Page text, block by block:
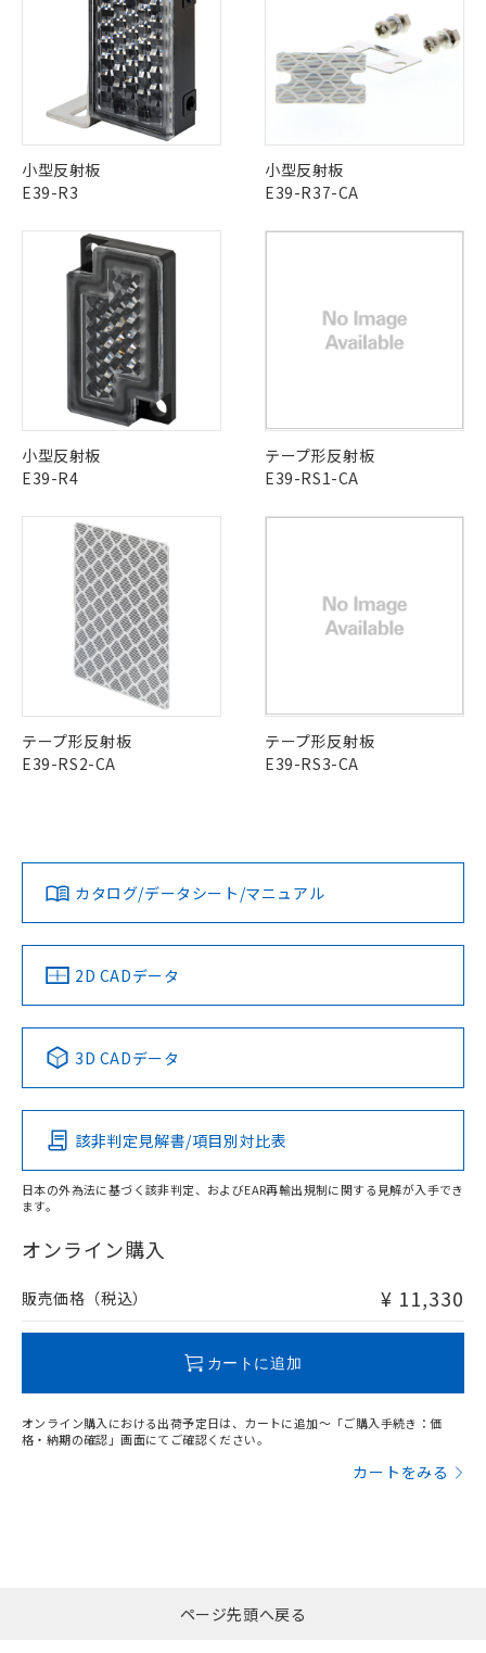
小型反射板
E39-R3
小型反射板
E39-R37-CA
小型反射板
E39-R4
テープ形反射板
E39-RS1-CA
テープ形反射板
E39-RS2-CA
テープ形反射板
E39-RS3-CA
カタログ/データシート/マニュアル
2D CADデータ
3D CADデータ
該非判定見解書/項目別対比表
日本の外為法に基づく該非判定、およびEAR再輸出規制に関する見解が入手でき
ます。
オンライン購入
販売価格（税込） ¥ 11,330
カートに追加
オンライン購入における出荷予定日は、カートに追加～「ご購入手続き：価
格・納期の確認」画面にてご確認ください。
カートをみる
(税抜)を提供させていただくもので
す。
当社制御機器事業取扱商品の中には、
本サービスの対象外となる商品もある
ことをご了承ください。
在庫状況および標準価格照会結果は、
記載している更新日時点での社内デー
タに基づき作成されるものであり、閲
覧された時点での実際の在庫および標
了承ください。
正式な納期状況および標準価格はお客
様のお取引先、またはお客様担当のオ
ムロン制御機器販売店・当社販売員に
ご相談ください。
オムロン制御機器販売店や当社販売拠
点は「
ください。
在庫状況および標準価格結果を当社の
事前の承諾なく第三者に漏洩または開
示しないようお願いします。
ビス）をご利用いただくには、I-Web
メンバーズにご登録されている必要が
あります。
お客様が当ウェブサイト上で当社にご
登録された部品リストについて、当社
および当社の共同利用者が、当社の製
品・サービスに関するお客様との取
引・商談に必要な範囲で利用すること
をご了承ください。
※当社の共同利用者とは、"個人情報
の共同利用に関して"
の「1.共同利
用者の範囲」に記載されている法人を
商品です。
非該当品：ライセンス料など無形物で、有
害物質有無と関係のない商品です。
仕入先様の事情により、非含有部品として
いたものが、含有品と判明した場合などや
むを得ず変更することがあります。
*EU RoHS指令（10物質）：
鉛(Pb) 1000ppm以下、 水銀(Hg) 1000ppm以下、 カド
類(PBB) 1000ppm以下、ポリ臭化ジフェニルエーテル類
(PBDE) 1000ppm以下、フタル酸ビス(2-エチルヘキシ
ル) (DEHP)(別名：DOP) 1000ppm以下、フタル酸ブチ
ルベンジル（BBP） 1000ppm以下、フタル酸ジブチル
（DBP） 1000ppm以下、フタル酸ジイソブチル
(DIBP) 1000ppm以下
但し、RoHS指令で産業用監視および制御機器に対する
適用除外項目は除く。
フタル酸エステル類の４物質については閾値を超える意
図的な使用がないことを確認しています。
部品在庫の切り替え状況などにより、予定
※3 非含有証明書ダウンロード
下記の非含有証明書をダウンロードするこ
とができます。
EU RoHS指令（10物質）の非含有証明書
51物質の非含有証明書（当社基準）
※本証明書は発行日時点で非含有を証明す
欄に対応日を記載しておりました。
既に当社にて対応品への在庫切替を完了
していることから、特段のことがない限
り、2022年1月12日より割愛しておりま
す。
「○」：最大均質材料含有率が中国RoHSの
基準値以下であることを示します。
「×」：最大均質材料含有率が中国RoHSの
基準値を超えていることを示します。
「－」：未確認です。当社販売部門へお問
い合わせください。
*中国RoHS10物質の基準値 (GB/T26572)：
Pb(鉛) :1000ppm、 Hg(水銀) : 1000ppm、 Cd(カドミウ
Cr(Ⅵ)(六価クロム) : 1000ppm、 PBBs(ポリ臭化ビフェ
ニル類) : 1000ppm、 PBDEs(ポリ臭化ジフェニルエーテ
ル類) : 1000ppm、
DBP(フタル酸ジブチル) : 1000ppm、 DIBP(フタル酸ジ
イソブチル) : 1000ppm、 BBP(フタル酸ブチルベンジ
ル) : 1000ppm、
DEHP(フタル酸ビス(2-エチルヘキシル)) : 1000ppm
※2 環境保護使用期限
準値以下であることを示します。
「10」：通常の使用状況下において有害物
及ぼさない年数を意味します。
「－」：未確認です。当社販売部門へお問
い合わせください。
当社は、これら貴社製品のうち、外国
為替および外国貿易法に定める商品
（以下｢規制貨物等」という）を輸出
または国外への提供する場合は、日本
国政府の輸出許可(または役務取引許
とります。
当社は規制貨物を破棄する場合は、完
全に破砕するなど、違法に輸出されな
いよう必要な手段を講じます。
当社は貴社製品を、核兵器、ミサイ
ル、化学兵器、生物兵器またはその他
武器並びにこれらの製造装置等に一切
使用いたしません。
当社は、貴社製品を第三者に販売する
該第三者に通知します。また当社は、
販売先および販売に係わる関係者が違
法に輸出するおそれがある場合は、取
り引きをいたしません。
合意する
○ 一定数以上の在庫あり
△ 一定数には満たないが在庫あり
－
在庫なし(最新の在庫状況につ
いては、お客様のお取引先、ま
たはお客様担当のオムロン制御
機器販売店・当社販売員にご確
白
情報を公開していない機種
ページ先頭へ戻る